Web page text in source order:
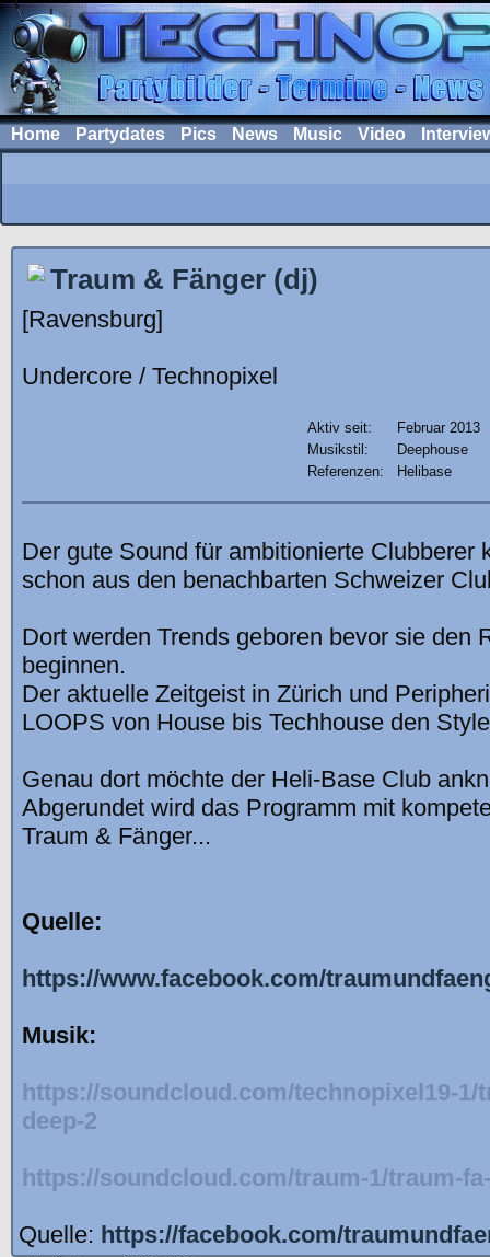
Home Partydates Pics News Music Video
Traum & Fänger (dj)
[Ravensburg]
Undercore / Technopixel
Aktiv seit:
Februar 2013
Musikstil:
Deephouse
Referenzen:
Helibase
Der gute Sound für ambitionierte Clubberer
schon aus den benachbarten Schweizer
Dort werden Trends geboren bevor sie den
beginnen.
Der aktuelle Zeitgeist in Zürich und
LOOPS von House bis Techhouse den
Genau dort möchte der Heli-Base Club
Abgerundet wird das Programm mit
Traum & Fänger...
Quelle:
https://www.facebook.com/
Musik:
https://soundcloud.com/technopixel19-1/
deep-2
https://soundcloud.com/traum-1/traum-
Quelle: https://facebook.com/